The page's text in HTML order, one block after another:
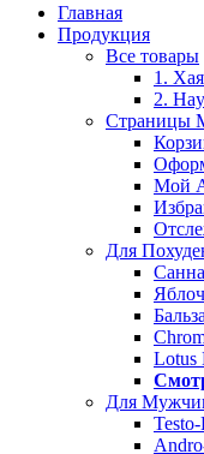
Главная
Продукция
Все товары
1.
2.
Страницы
Мой
Для
Lotus
Для